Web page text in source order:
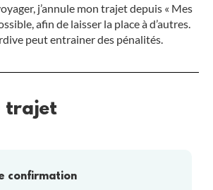
j’annule mon trajet depuis « Mes
afin de laisser la place à d’autres.
peut entrainer des pénalités.
trajet
confirmation